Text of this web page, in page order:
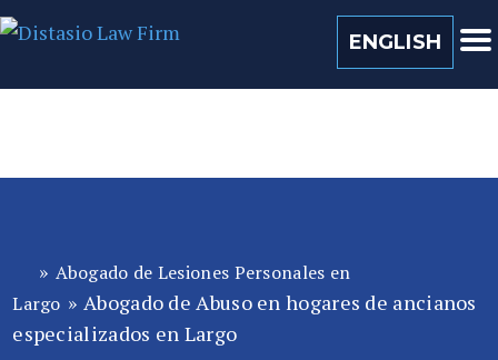
ENGLISH
(813) 259 0022
b
o
» Abogado de Lesiones Personales en
Largo » Abogado de Abuso en hogares de ancianos
especializados en Largo